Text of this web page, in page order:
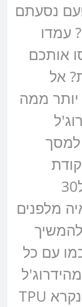
נסעתם
עמדו
אותכם
אל
יותר ממה
למסך
הראיה מ90 מעלות ל30
מלפנים
עם כל
שבשפת התעשיתית נקרא TPU